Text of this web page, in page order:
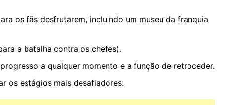
os fãs desfrutarem, incluindo um museu da franquia
a batalha contra os chefes).
a qualquer momento e a função de retroceder.
os estágios mais desafiadores.